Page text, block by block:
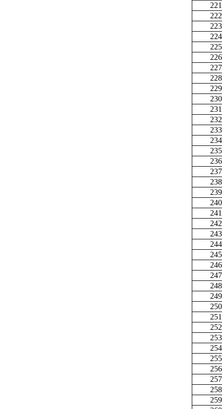
221
222
223
224
225
226
227
228
229
230
231
232
233
234
235
236
237
238
239
240
241
242
243
244
245
246
247
248
249
250
251
252
253
254
255
256
257
258
259